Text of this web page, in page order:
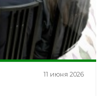
11 июня 2026